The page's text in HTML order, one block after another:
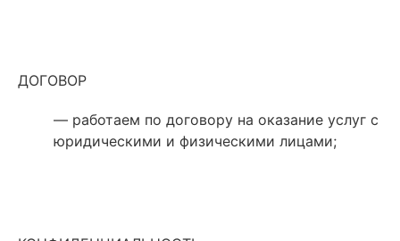
ДОГОВОР
— работаем по договору на оказание услуг с
юридическими и физическими лицами;